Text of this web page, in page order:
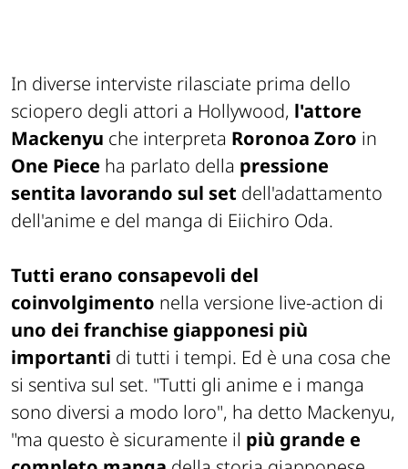
In diverse interviste rilasciate prima dello
sciopero degli attori a Hollywood, l'attore
Mackenyu che interpreta Roronoa Zoro in
One Piece ha parlato della pressione
sentita lavorando sul set dell'adattamento
dell'anime e del manga di Eiichiro Oda.
Tutti erano consapevoli del
coinvolgimento nella versione live-action di
uno dei franchise giapponesi più
importanti di tutti i tempi. Ed è una cosa che
si sentiva sul set. "Tutti gli anime e i manga
sono diversi a modo loro", ha detto Mackenyu,
"ma questo è sicuramente il più grande e